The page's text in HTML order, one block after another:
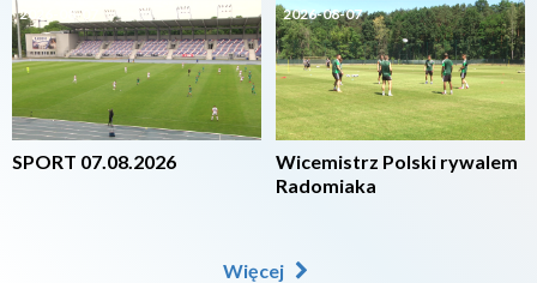
2026-08-07
SPORT 07.08.2026
2026-08-07
Wicemistrz Polski rywalem
Radomiaka
Więcej